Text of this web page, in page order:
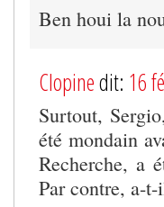
Ben houi la
Clopinedit: 16
Surtout,
été mondain
Recherche, a
Par contre, a-